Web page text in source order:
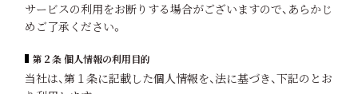
サービスの利用をお断りする場合がございますので、あらかじ
めご了承ください。
第２条 個人情報の利用目的
当社は、第１条に記載した個人情報を、法に基づき、下記のとお